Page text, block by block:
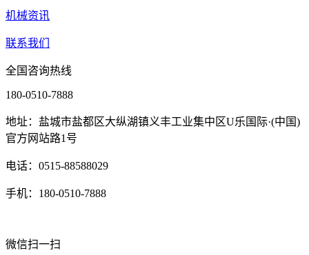
机械资讯
联系我们
全国咨询热线
180-0510-7888
地址：盐城市盐都区大纵湖镇义丰工业集中区U乐国际·(中国)
官方网站路1号
电话：0515-88588029
手机：180-0510-7888
微信扫一扫